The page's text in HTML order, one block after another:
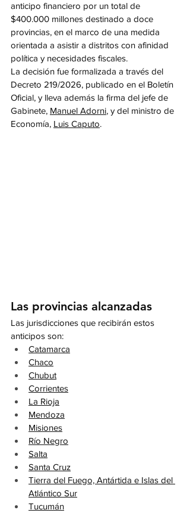
anticipo financiero por un total de
$400.000 millones destinado a doce
provincias, en el marco de una medida
orientada a asistir a distritos con afinidad
política y necesidades fiscales.
La decisión fue formalizada a través del
Decreto 219/2026, publicado en el Boletín
Oficial, y lleva además la firma del jefe de
Gabinete, Manuel Adorni, y del ministro de
Economía, Luis Caputo.
Las provincias alcanzadas
Las jurisdicciones que recibirán estos
anticipos son:
Catamarca
Chaco
Chubut
Corrientes
La Rioja
Mendoza
Misiones
Río Negro
Salta
Santa Cruz
Tierra del Fuego, Antártida e Islas del
Atlántico Sur
Tucumán